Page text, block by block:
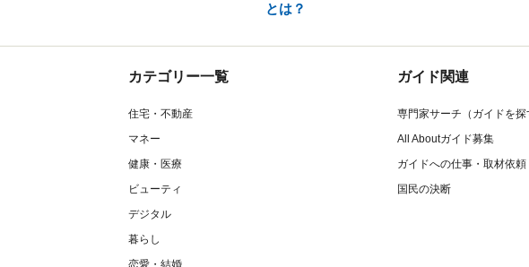
とは？
カテゴリー一覧
住宅・不動産
マネー
健康・医療
ビューティ
デジタル
暮らし
恋愛・結婚
ガイド関連
専門家サーチ（ガイドを探
All Aboutガイド募集
ガイドへの仕事・取材依頼
国民の決断